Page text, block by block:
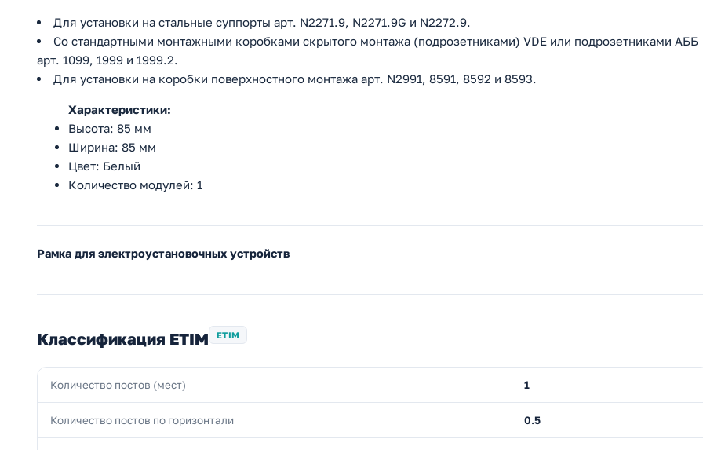
Для установки на стальные суппорты арт. N2271.9, N2271.9G и N2272.9.
Со стандартными монтажными коробками скрытого монтажа (подрозетниками) VDE или подрозетниками АББ
арт. 1099, 1999 и 1999.2.
Для установки на коробки поверхностного монтажа арт. N2991, 8591, 8592 и 8593.
Характеристики:
Высота: 85 мм
Ширина: 85 мм
Цвет: Белый
Количество модулей: 1
Рамка для электроустановочных устройств
Классификация ETIM ETIM
Количество постов (мест) 1
Количество постов по горизонтали 0.5